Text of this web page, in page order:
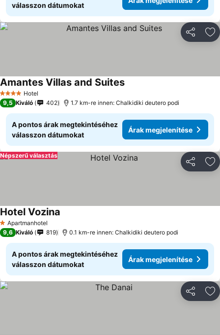
válasszon dátumokat
4 KategóriaHotel
Amantes Villas and SuitesÁrak megjelenítése
9,5 Kiváló 402 1.7 km-re innen: Chalkidiki deutero podi
A pontos árak megtekintéséhez
válasszon dátumokat
Árak megjelenítése
Népszerű választás
1 Kategória
Apartmanhotel
Hotel Vozina
9,6 Kiváló 819 0.1 km-re innen: Chalkidiki deutero podi
A pontos árak megtekintéséhez
válasszon dátumokat
Árak megjelenítése